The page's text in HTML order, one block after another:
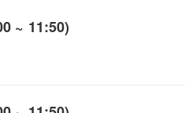
~ 11:50)